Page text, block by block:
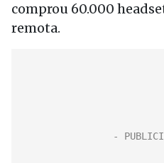
comprou 60.000
remota.